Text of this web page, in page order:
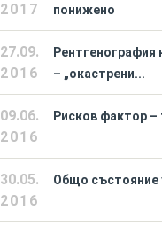
2017
понижено
27.09.
2016
Рентгенография
– „окастрени...
09.06.
2016
Рисков фактор
30.05.
2016
Общо състояние